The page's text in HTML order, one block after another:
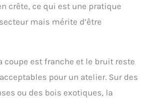
crête, ce qui est une pratique
mais mérite d’être
coupe est franche et le bruit reste
pour un atelier. Sur des
ou des bois exotiques, la